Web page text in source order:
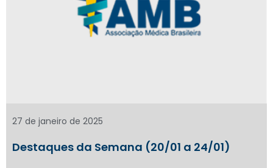
Destaques da Semana (20/01 a 24/01)
27 de janeiro de 2025